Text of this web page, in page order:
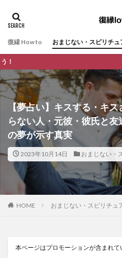
復縁 How to おまじない・スピリチュ
【夢占い】キスする・キ
らない人・元彼・彼氏と
の夢が示す真実
2023年10月14日 おまじない・
HOME おまじない・スピリチュ
本ページはプロモーションが含まれて